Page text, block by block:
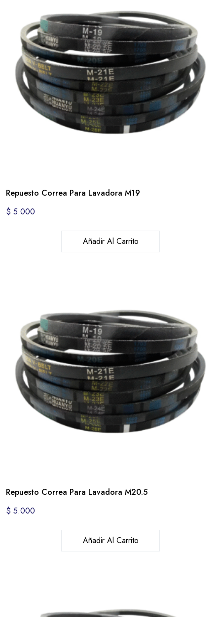
Repuesto Correa Para Lavadora M19
$ 5.000
Añadir Al Carrito
Repuesto Correa Para Lavadora M20.5
$ 5.000
Añadir Al Carrito